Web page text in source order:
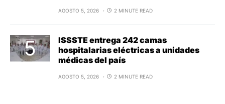
AGOSTO 5, 2026 2 MINUTE READ
ISSSTE entrega 242 camas
hospitalarias eléctricas a unidades
médicas del país
AGOSTO 5, 2026 2 MINUTE READ